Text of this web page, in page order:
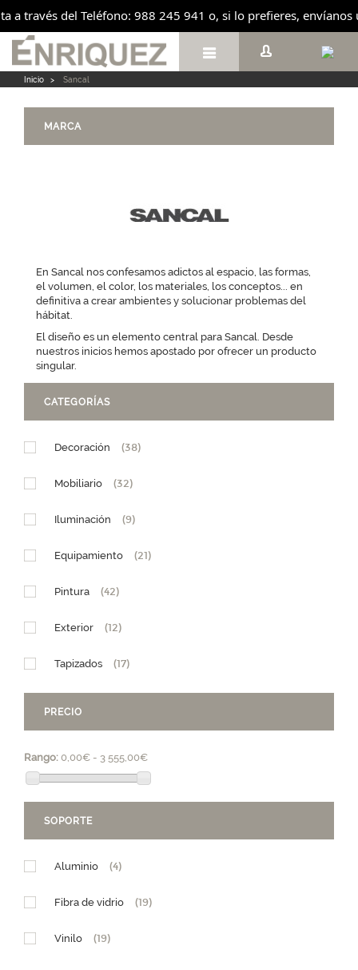
a través del Teléfono: 988 245 941 o, si lo prefieres,

Inicio > Sancal
MARCA
En Sancal nos confesamos adictos al espacio, las formas,
el volumen, el color, los materiales, los conceptos... en
definitiva a crear ambientes y solucionar problemas del
hábitat.
El diseño es un elemento central para Sancal. Desde
nuestros inicios hemos apostado por ofrecer un producto
singular.
CATEGORÍAS
Decoración (38)
Mobiliario (32)
Iluminación (9)
Equipamiento (21)
Pintura (42)
Exterior (12)
Tapizados (17)
PRECIO
Rango: 0,00€ - 3 555,00€
SOPORTE
Aluminio (4)
Fibra de vidrio (19)
Vinilo (19)